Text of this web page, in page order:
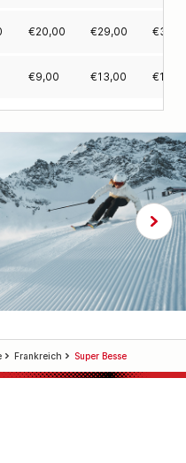
€20,00 €29,00 €
€9,00 €13,00 €
Frankreich Super Besse